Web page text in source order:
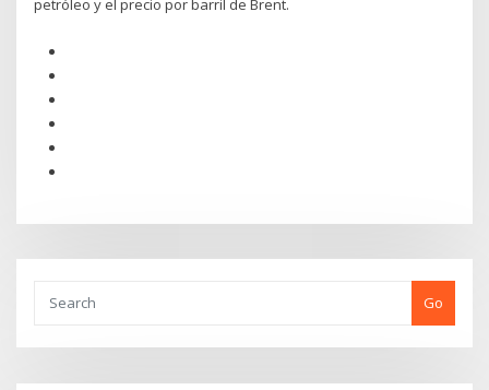
petróleo y el precio por barril de Brent.
Go